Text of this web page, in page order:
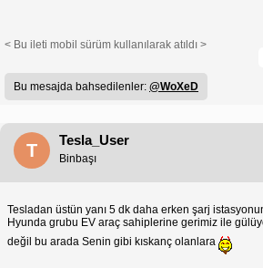
< Bu ileti mobil sürüm kullanılarak atıldı >
Bu mesajda bahsedilenler: @WoXeD
T
Tesla_User
Binbaşı
Tesladan üstün yanı 5 dk daha erken şarj
Hyunda grubu EV araç sahiplerine gerimiz ile
değil bu arada Senin gibi kıskanç olanlara